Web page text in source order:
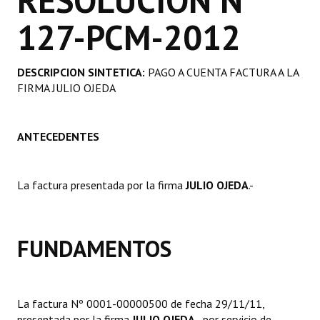
Programas
LEGISLACIÓN
Constitución Nacional
Carta Orgánica 2007
DOCUMENTOS
127-PCM-2012
DESCRIPCION SINTETICA: PAGO A CUENTA FACTURA A LA
FIRMA JULIO OJEDA
ANTECEDENTES
La factura presentada por la firmaJULIO OJEDA.-
FUNDAMENTOS
La factura Nº 0001-00000500 de fecha 29/11/11,